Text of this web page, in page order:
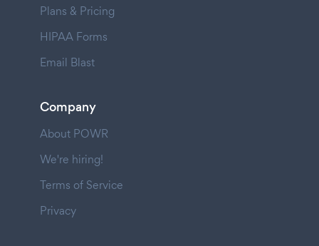
Plans & Pricing
HIPAA Forms
Email Blast
Company
About POWR
We're hiring!
Terms of Service
Privacy